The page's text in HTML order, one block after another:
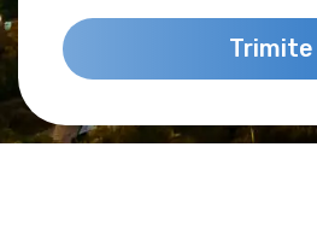
Trimite